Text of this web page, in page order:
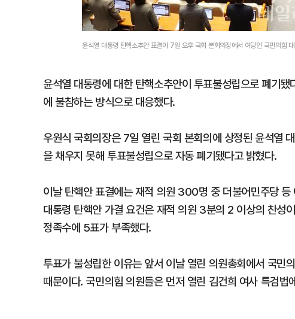
윤석열 대통령 탄핵소추안 표결이 7일 오후 국회 본회의장에서 여당인 국민의힘
윤석열 대통령에 대한 탄핵소추안이 투표불성립으로 폐기
에 불참하는 방식으로 대응했다.
우원식 국회의장은 7일 열린 국회 본회의에 상정된 윤석열
을 채우지 못해 투표불성립으로 자동 폐기됐다고 밝혔다.
이날 탄핵안 표결에는 재적 의원 300명 중 더불어민주당
대통령 탄핵안 가결 요건은 재적 의원 3분의 2 이상의 찬성
정족수에 5표가 부족했다.
투표가 불성립한 이유는 앞서 이날 열린 의원총회에서 국민
때문이다. 국민의힘 의원들은 먼저 열린 김건희 여사 특검법